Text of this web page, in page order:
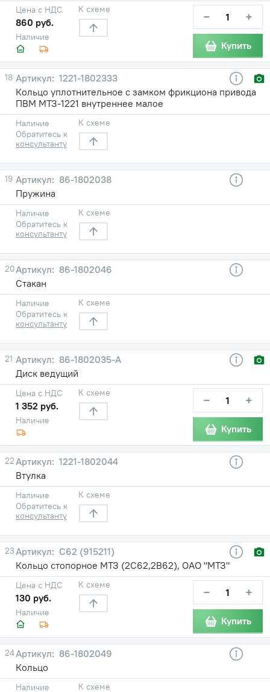
Наличие
Цена с НДС
860 руб.
К схеме − +
Купить
18
1221-1802333
Кольцо уплотнительное с замком фрикциона привода
ПВМ МТЗ-1221 внутреннее малое
Наличие
Обратитесь к
консультанту
К схеме
19
86-1802038
Пружина
Наличие
Обратитесь к
консультанту
К схеме
20
86-1802046
Стакан
Наличие
Обратитесь к
консультанту
К схеме
21
86-1802035-А
Диск ведущий
Наличие
Цена с НДС
1 352 руб.
К схеме − +
Купить
22
1221-1802044
Втулка
Наличие
Обратитесь к
консультанту
К схеме
23
С62 (915211)
Кольцо стопорное МТЗ (2С62,2В62), ОАО "МТЗ"
Наличие
Цена с НДС
130 руб.
К схеме − +
Купить
24
86-1802049
Кольцо
Наличие К схеме